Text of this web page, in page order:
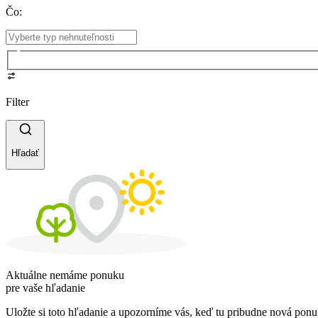
Čo:
Filter
Hľadať
Aktuálne nemáme ponuku
pre vaše hľadanie
Uložte si toto hľadanie a upozorníme vás, keď tu pribudne nová